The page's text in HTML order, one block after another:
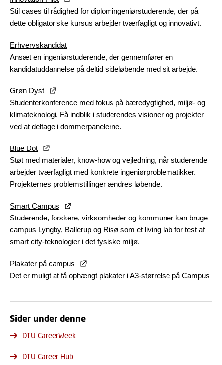
Stil cases til rådighed for diplomingeniørstuderende, der på
dette obligatoriske kursus arbejder tværfagligt og innovativt.
Erhvervskandidat
Ansæt en ingeniørstuderende, der gennemfører en
kandidatuddannelse på deltid sideløbende med sit arbejde.
Grøn Dyst
Studenterkonference med fokus på bæredygtighed, miljø- og
klimateknologi. Få indblik i studerendes visioner og projekter
ved at deltage i dommerpanelerne.
Blue Dot
Støt med materialer, know-how og vejledning, når studerende
arbejder tværfagligt med konkrete ingeniørproblematikker.
Projekternes problemstillinger ændres løbende.
Smart Campus
Studerende, forskere, virksomheder og kommuner kan bruge
campus Lyngby, Ballerup og Risø som et living lab for test af
smart city-teknologier i det fysiske miljø.
Plakater på campus
Det er muligt at få ophængt plakater i A3-størrelse på Campus
Sider under denne
DTU CareerWeek
DTU Career Hub